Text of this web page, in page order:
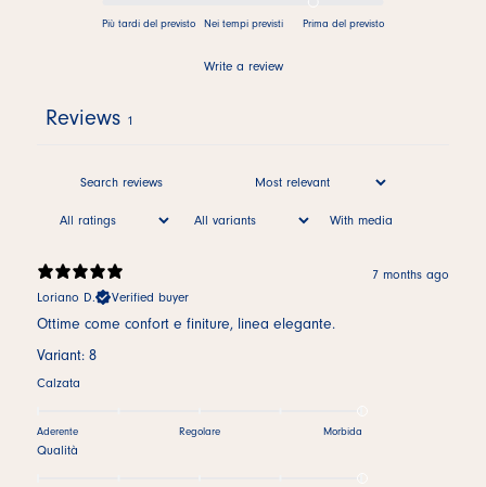
Più tardi del previsto Nei tempi previsti Prima del previsto
Write a review
Reviews 1
With media
7 months ago
Loriano D.
Verified buyer
Ottime come confort e finiture, linea elegante.
Variant: 8
Calzata
Aderente Regolare Morbida
Qualità